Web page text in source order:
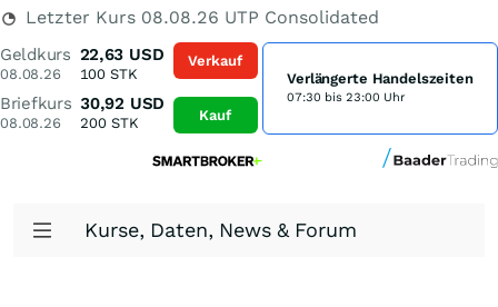
Letzter Kurs 08.08.26 UTP Consolidated
Geldkurs
08.08.26
22,63 USD
100 STK
Briefkurs
08.08.26
30,92 USD
200STK
Verkauf
Kauf
Verlängerte Handelszeiten
07:30 bis 23:00 Uhr
Kurse, Daten, News & Forum